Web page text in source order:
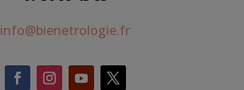
info@bienetrologie.fr